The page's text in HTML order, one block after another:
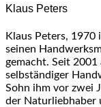
below.
Klaus Peters
Klaus Peters, 1970
seinen
gemacht. Seit
selbständiger
Sohn ihm vor zwei
der Naturliebhaber